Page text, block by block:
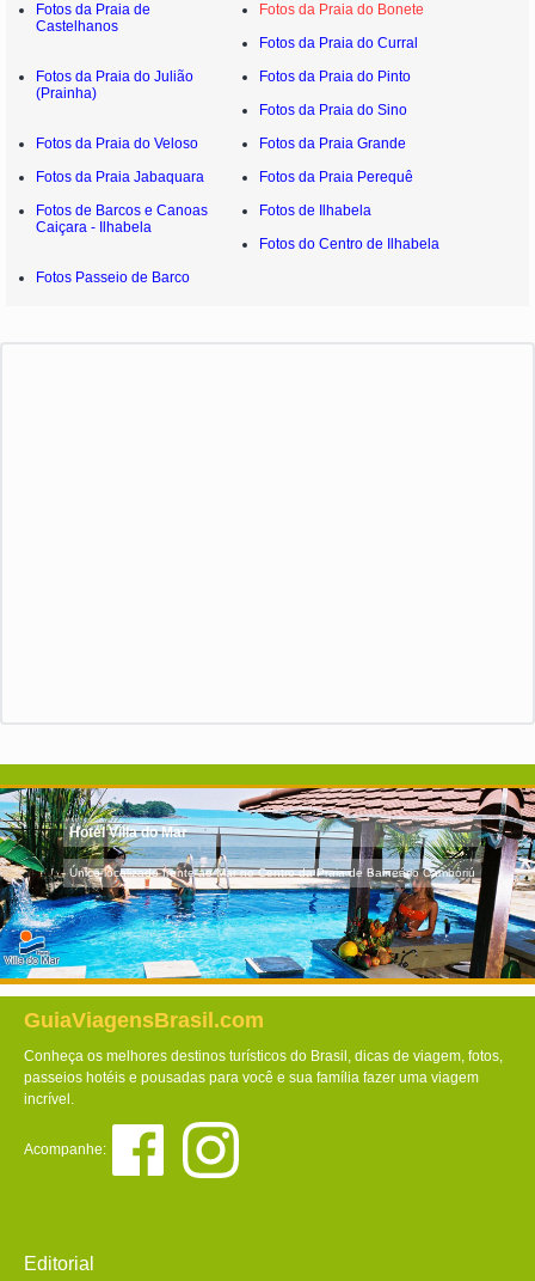
Fotos da Praia de
Castelhanos
Fotos da Praia do Bonete
Fotos da Praia do Curral
Fotos da Praia do Julião
(Prainha)
Fotos da Praia do Pinto
Fotos da Praia do Sino
Fotos da Praia do Veloso
Fotos da Praia Grande
Fotos da Praia Jabaquara
Fotos da Praia Perequê
Fotos de Barcos e Canoas
Caiçara - Ilhabela
Fotos de Ilhabela
Fotos do Centro de Ilhabela
Fotos Passeio de Barco
Hotel Villa do Mar
Único localizado frente ao Mar no Centro da Praia de Balneário Camboriú
GuiaViagensBrasil.com
Conheça os melhores destinos turísticos do Brasil, dicas de viagem, fotos,
passeios hotéis e pousadas para você e sua família fazer uma viagem
incrível.
Acompanhe:
Editorial